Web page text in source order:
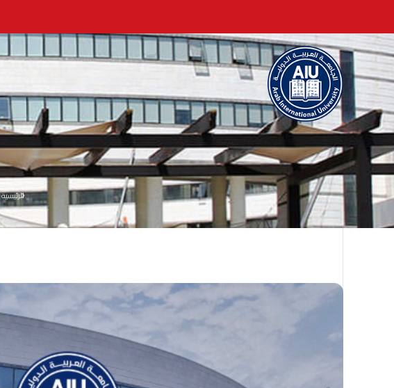
الرئيسية